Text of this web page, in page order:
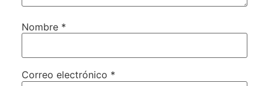
Nombre *
Correo electrónico *